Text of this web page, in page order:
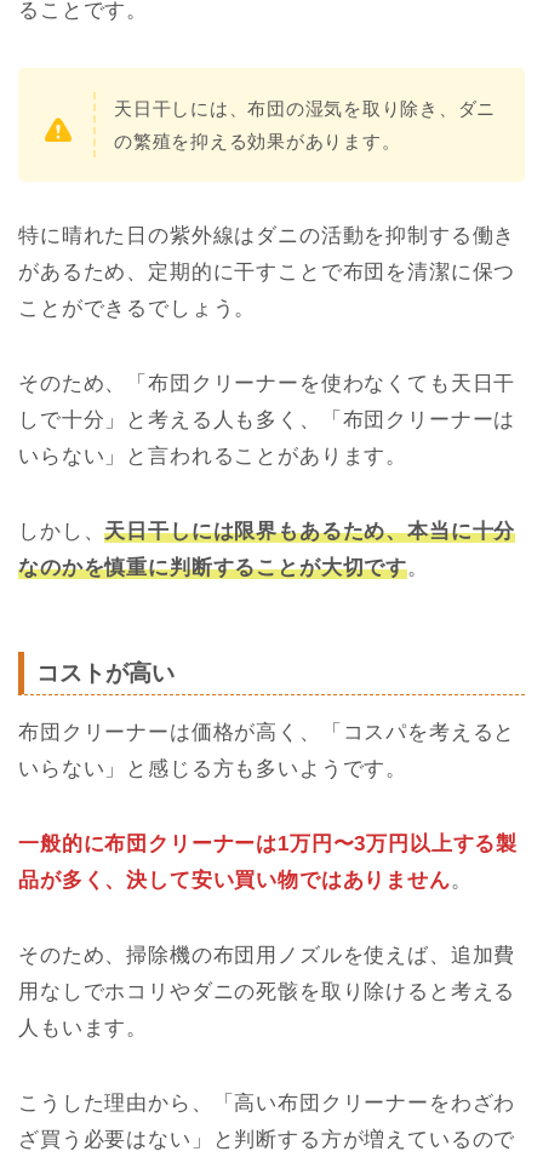
ることです。
天日干しには、布団の湿気を取り除き、ダニ
の繁殖を抑える効果があります。
特に晴れた日の紫外線はダニの活動を抑制する働き
があるため、定期的に干すことで布団を清潔に保つ
ことができるでしょう。
そのため、「布団クリーナーを使わなくても天日干
しで十分」と考える人も多く、「布団クリーナーは
いらない」と言われることがあります。
しかし、天日干しには限界もあるため、本当に十分
なのかを慎重に判断することが大切です。
コストが高い
布団クリーナーは価格が高く、「コスパを考えると
いらない」と感じる方も多いようです。
一般的に布団クリーナーは1万円〜3万円以上する製
品が多く、決して安い買い物ではありません。
そのため、掃除機の布団用ノズルを使えば、追加費
用なしでホコリやダニの死骸を取り除けると考える
人もいます。
こうした理由から、「高い布団クリーナーをわざわ
ざ買う必要はない」と判断する方が増えているので